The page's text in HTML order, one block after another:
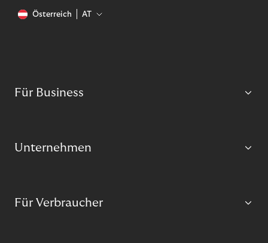
Österreich AT
Für Business
Unternehmen
Für Verbraucher